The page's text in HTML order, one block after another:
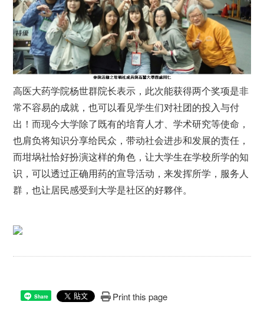
高医大药学院杨世群院长表示，此次能获得两个奖项是非
常不容易的成就，也可以看见学生们对社团的投入与付
出！而现今大学除了既有的培育人才、学术研究等使命，
也肩负将知识分享给民众，带动社会进步和发展的责任，
而坩埚社恰好扮演这样的角色，让大学生在学校所学的知
识，可以透过正确用药的宣导活动，来发挥所学，服务人
群，也让居民感受到大学是社区的好夥伴。
Share Print this page